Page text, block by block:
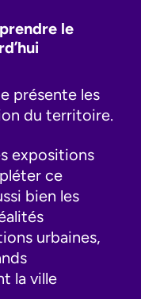
le
présente les
du territoire.
expositions
ce
bien les
urbaines,
la ville